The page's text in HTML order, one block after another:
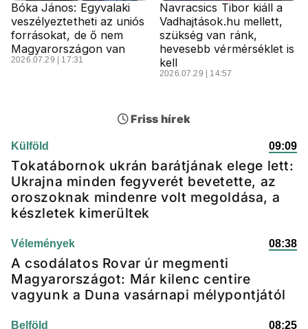
Bóka János: Egyvalaki
veszélyeztetheti az uniós
forrásokat, de ő nem
Magyarországon van
2026.07.29 | 17:31
Navracsics Tibor kiáll a
Vadhajtások.hu mellett,
szükség van ránk,
hevesebb vérmérséklet is
kell
2026.07.29 | 14:57
Friss hírek
Külföld 09:09
Tokatábornok ukrán barátjának elege lett:
Ukrajna minden fegyverét bevetette, az
oroszoknak mindenre volt megoldása, a
készletek kimerültek
Vélemények 08:38
A csodálatos Rovar úr megmenti
Magyarországot: Már kilenc centire
vagyunk a Duna vasárnapi mélypontjától
Belföld 08:25